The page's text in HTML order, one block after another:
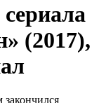
(2017),